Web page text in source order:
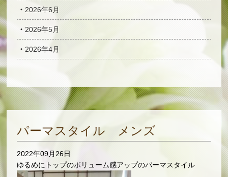
2026年6月
2026年5月
2026年4月
パーマスタイル メンズ
2022年09月26日
ゆるめにトップのボリューム感アップのパーマスタイル